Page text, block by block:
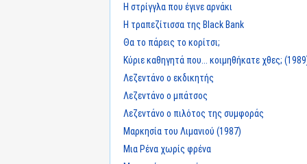
Η στρίγγλα που έγινε αρνάκι
Η τραπεζίτισσα της Black Bank
Θα το πάρεις το κορίτσι;
Κύριε καθηγητά που... κοιμηθήκατε χθες;
Λεζεντάνο ο εκδικητής
Λεζεντάνο ο μπάτσος
Λεζεντάνο ο πιλότος της συμφοράς
Μαρκησία του Λιμανιού (1987)
Μια Ρένα χωρίς φρένα